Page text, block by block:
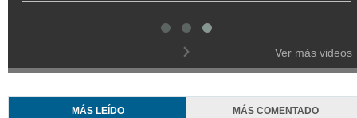
Ver más videos
MÁS LEÍDO MÁS COMENTADO